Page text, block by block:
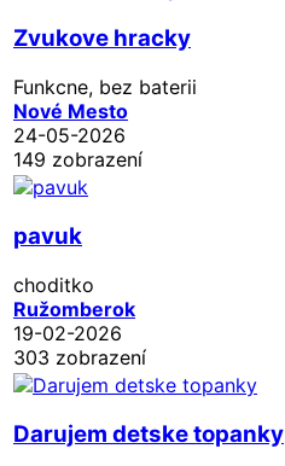
Zvukove hracky
Funkcne, bez baterii
Nové Mesto
24-05-2026
149 zobrazení
pavuk
choditko
Ružomberok
19-02-2026
303 zobrazení
Darujem detske topanky